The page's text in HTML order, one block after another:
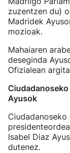
zuzentzen du)
Madridek
mozioak.
Mahaiaren
deseginda
Ofizialean
Ayusok
Isabel Diaz
dutenez.